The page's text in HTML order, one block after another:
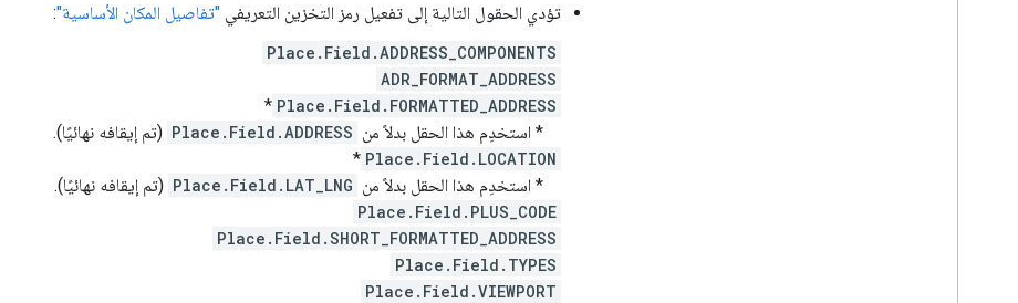
تؤدي الحقول التالية إلى تفعيل رمز التخزين التعريفي "تفاصيل المكان الأساسية":
Place.Field.ADDRESS_COMPONENTS
ADR_FORMAT_ADDRESS
Place.Field.FORMATTED_ADDRESS
*
* استخدِم هذا الحقل بدلاً من Place.Field.ADDRESS (تم إيقافه نهائيًا).
Place.Field.LOCATION
*
* استخدِم هذا الحقل بدلاً من Place.Field.LAT_LNG (تم إيقافه نهائيًا).
Place.Field.PLUS_CODE
Place.Field.SHORT_FORMATTED_ADDRESS
Place.Field.TYPES
Place.Field.VIEWPORT